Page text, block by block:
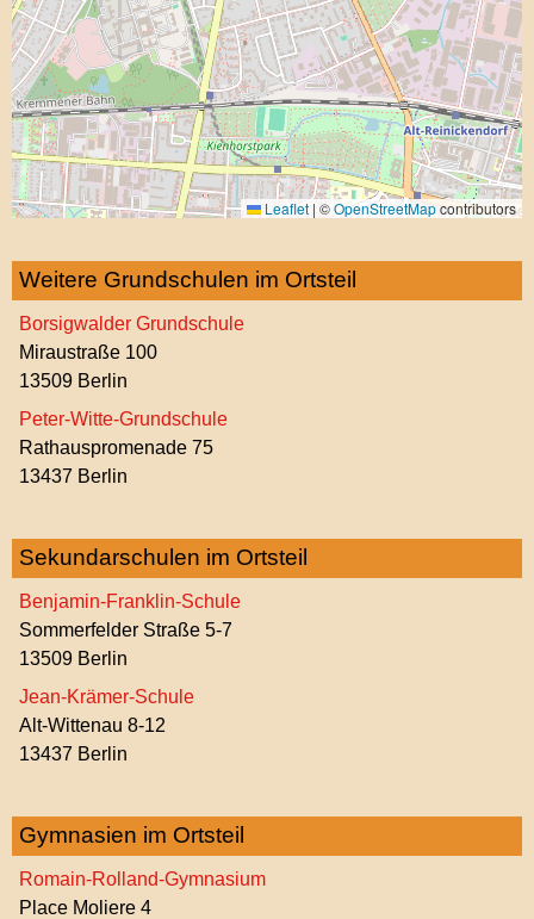
Leaflet | ©OpenStreetMapcontributors
Weitere Grundschulen im Ortsteil
Borsigwalder Grundschule
Miraustraße 100
13509 Berlin
Peter-Witte-Grundschule
Rathauspromenade 75
13437 Berlin
Sekundarschulen im Ortsteil
Benjamin-Franklin-Schule
Sommerfelder Straße 5-7
13509 Berlin
Jean-Krämer-Schule
Alt-Wittenau 8-12
13437 Berlin
Gymnasien im Ortsteil
Romain-Rolland-Gymnasium
Place Moliere 4